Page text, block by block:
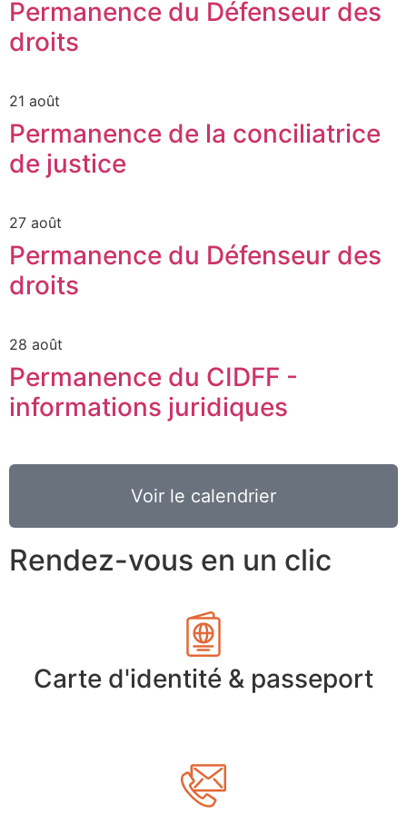
Permanence du Défenseur des
droits
21 août
Permanence de la conciliatrice
de justice
27 août
Permanence du Défenseur des
droits
28 août
Permanence du CIDFF -
informations juridiques
Voir le calendrier
Rendez-vous en un clic
Carte d'identité & passeport